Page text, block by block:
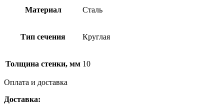
Материал Сталь
Тип сечения Круглая
Толщина стенки, мм 10
Оплата и доставка
Доставка: